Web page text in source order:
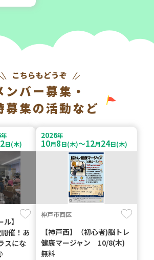
ンバー募集・
募集の活動など
年
日(木)
】
催！あ
スにな
2026年
10月8日(木)～12月24日(木)
神戸市西区
【神戸西】（初心者)脳トレ
健康マージャン 10/8(木)
無料